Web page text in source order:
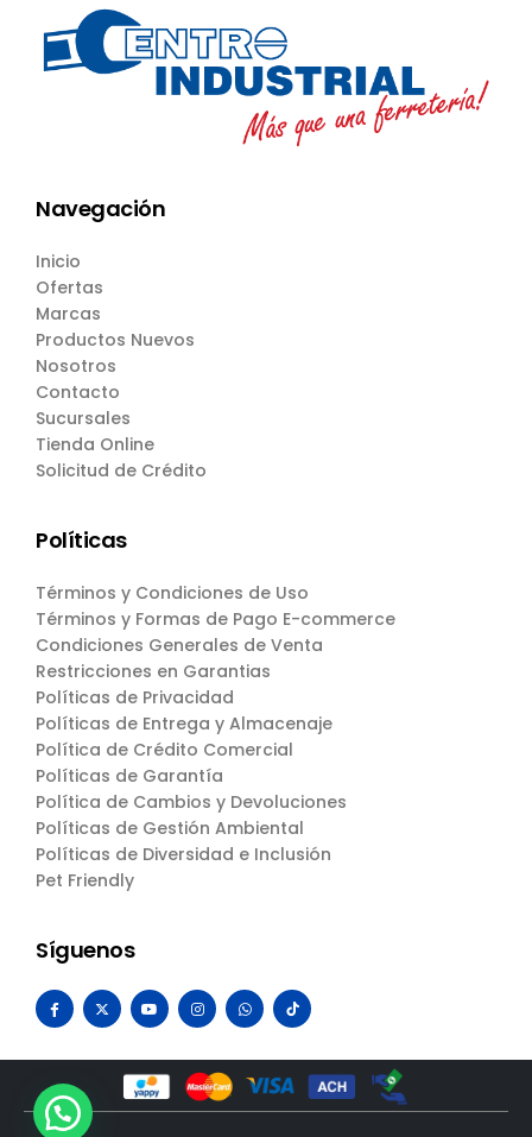
Navegación
Inicio
Ofertas
Marcas
Productos Nuevos
Nosotros
Contacto
Sucursales
Tienda Online
Solicitud de Crédito
Políticas
Términos y Condiciones de Uso
Términos y Formas de Pago E-commerce
Condiciones Generales de Venta
Restricciones en Garantias
Políticas de Privacidad
Políticas de Entrega y Almacenaje
Política de Crédito Comercial
Políticas de Garantía
Política de Cambios y Devoluciones
Políticas de Gestión Ambiental
Políticas de Diversidad e Inclusión
Pet Friendly
Síguenos